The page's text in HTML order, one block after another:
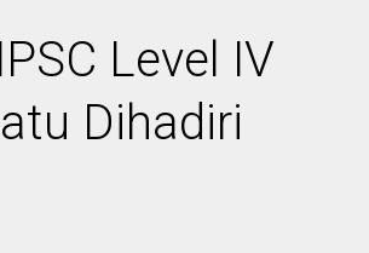
Level IV
Dihadiri